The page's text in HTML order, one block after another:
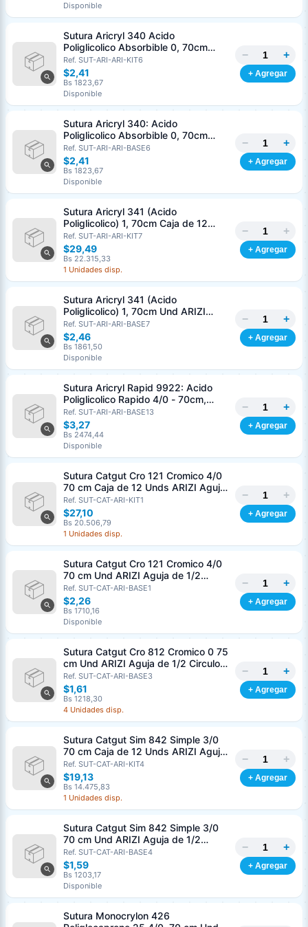
Disponible
Sutura Aricryl 340 Acido
Poliglicolico Absorbible 0, 70cm
Caja de 12 Unds ARIZI Aguja de 1/2
Punta Cónica 36mm
Ref. SUT-ARI-ARI-KIT6
$2,41
Bs 1823,67
Disponible
− +
+ Agregar
Sutura Aricryl 340: Acido
Poliglicolico Absorbible 0, 70cm
Und ARIZI Aguja de 1/2 Punta
Cónica 36mm
Ref. SUT-ARI-ARI-BASE6
$2,41
Bs 1823,67
Disponible
− +
+ Agregar
Sutura Aricryl 341 (Acido
Poliglicolico) 1, 70cm Caja de 12
Unds ARIZI Aguja de 1/2 Circulo
Punta Conica 36mm
Ref. SUT-ARI-ARI-KIT7
$29,49
Bs 22.315,33
1 Unidades disp.
− +
+ Agregar
Sutura Aricryl 341 (Acido
Poliglicolico) 1, 70cm Und ARIZI
Aguja de 1/2 Circulo Punta Conica
36mm
Ref. SUT-ARI-ARI-BASE7
$2,46
Bs 1861,50
Disponible
− +
+ Agregar
Sutura Aricryl Rapid 9922: Acido
Poliglicolico Rapido 4/0 - 70cm,
aguja de 3/8 Corte Inverso 19mm
Und ARIZI Absorbible
Ref. SUT-ARI-ARI-BASE13
$3,27
Bs 2474,44
Disponible
− +
+ Agregar
Sutura Catgut Cro 121 Cromico 4/0
70 cm Caja de 12 Unds ARIZI Aguja
de 1/2 Circulo Punta Conica 26 mm
Ref. SUT-CAT-ARI-KIT1
$27,10
Bs 20.506,79
1 Unidades disp.
− +
+ Agregar
Sutura Catgut Cro 121 Cromico 4/0
70 cm Und ARIZI Aguja de 1/2
Circulo Punta Conica 26 mm
Ref. SUT-CAT-ARI-BASE1
$2,26
Bs 1710,16
Disponible
− +
+ Agregar
Sutura Catgut Cro 812 Cromico 0 75
cm Und ARIZI Aguja de 1/2 Circulo
Punta Conica 37 mm
Ref. SUT-CAT-ARI-BASE3
$1,61
Bs 1218,30
4 Unidades disp.
− +
+ Agregar
Sutura Catgut Sim 842 Simple 3/0
70 cm Caja de 12 Unds ARIZI Aguja
de 1/2 Circulo Punta Conica 36 mm
Ref. SUT-CAT-ARI-KIT4
$19,13
Bs 14.475,83
1 Unidades disp.
− +
+ Agregar
Sutura Catgut Sim 842 Simple 3/0
70 cm Und ARIZI Aguja de 1/2
Circulo Punta Conica 36 mm
Ref. SUT-CAT-ARI-BASE4
$1,59
Bs 1203,17
Disponible
− +
+ Agregar
Sutura Monocrylon 426
Nombre o razón social
Cédula o RIF*
Teléfono (opcional)
Email (opcional)
Cancelar
Clave